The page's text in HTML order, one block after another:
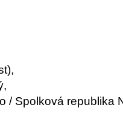
/ Spolková republika